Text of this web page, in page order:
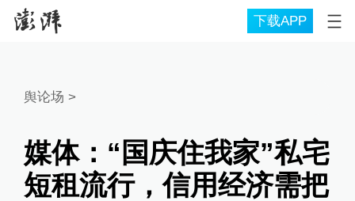
下载APP
舆论场 >
媒体：“国庆住我家”私宅
短租流行，信用经济需把